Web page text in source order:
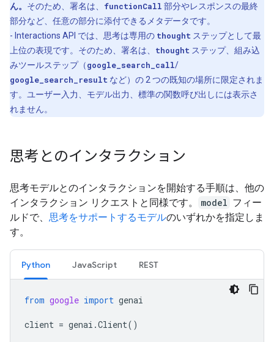
ん。 そのため、署名は、 functionCall 部分やレスポンスの最終
部分など、任意の部分に添付できるメタデータです。
- Interactions API では、思考は専用の thought ステップとして最
上位の表現です。そのため、署名は、 thought ステップ、組み込
みツールステップ（google_search_call/
google_search_result など）の 2 つの既知の場所に限定されま
す。ユーザー入力、モデル出力、標準の関数呼び出しには表示さ
れません。
思考とのインタラクション
思考モデルとのインタラクションを開始する手順は、他の
インタラクション リクエストと同様です。
model フィー
ルドで、 思考をサポートするモデルのいずれかを指定しま
す。
Python JavaScript REST
from google import genai
client = genai .Client()